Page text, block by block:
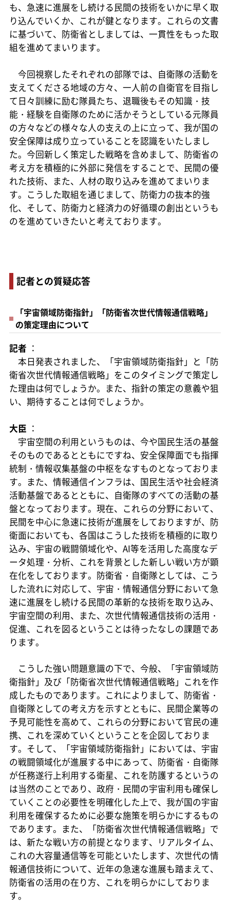
も、急速に進展をし続ける民間の技術をいかに早く取
り込んでいくか、これが鍵となります。これらの文書
に基づいて、防衛省としましては、一貫性をもった取
組を進めてまいります。
今回視察したそれぞれの部隊では、自衛隊の活動を
支えてくださる地域の方々、一人前の自衛官を目指し
て日々訓練に励む隊員たち、退職後もその知識・技
能・経験を自衛隊のために活かそうとしている元隊員
の方々などの様々な人の支えの上に立って、我が国の
安全保障は成り立っていることを認識をいたしまし
た。今回新しく策定した戦略を含めまして、防衛省の
考え方を積極的に外部に発信をすることで、民間の優
れた技術、また、人材の取り込みを進めてまいりま
す。こうした取組を通じまして、防衛力の抜本的強
化、そして、防衛力と経済力の好循環の創出というも
のを進めていきたいと考えております。
記者との質疑応答
「宇宙領域防衛指針」「防衛省次世代情報通信戦略」
の策定理由について
記者 ：
本日発表されました、「宇宙領域防衛指針」と「防
衛省次世代情報通信戦略」をこのタイミングで策定し
た理由は何でしょうか。また、指針の策定の意義や狙
い、期待することは何でしょうか。
大臣 ：
宇宙空間の利用というものは、今や国民生活の基盤
そのものであるとともにですね、安全保障面でも指揮
統制・情報収集基盤の中枢をなすものとなっておりま
す。また、情報通信インフラは、国民生活や社会経済
活動基盤であるとともに、自衛隊のすべての活動の基
盤となっております。現在、これらの分野において、
民間を中心に急速に技術が進展をしておりますが、防
衛面においても、各国はこうした技術を積極的に取り
込み、宇宙の戦闘領域化や、AI等を活用した高度なデ
ータ処理・分析、これを背景とした新しい戦い方が顕
在化をしております。防衛省・自衛隊としては、こう
した流れに対応して、宇宙・情報通信分野において急
速に進展をし続ける民間の革新的な技術を取り込み、
宇宙空間の利用、また、次世代情報通信技術の活用・
促進、これを図るということは待ったなしの課題であ
ります。
こうした強い問題意識の下で、今般、「宇宙領域防
衛指針」及び「防衛省次世代情報通信戦略」これを作
成したものであります。これによりまして、防衛省・
自衛隊としての考え方を示すとともに、民間企業等の
予見可能性を高めて、これらの分野において官民の連
携、これを深めていくということを企図しておりま
す。そして、「宇宙領域防衛指針」においては、宇宙
の戦闘領域化が進展する中にあって、防衛省・自衛隊
が任務遂行上利用する衛星、これを防護するというの
は当然のことであり、政府・民間の宇宙利用も確保し
ていくことの必要性を明確化した上で、我が国の宇宙
利用を確保するために必要な施策を明らかにするもの
であります。また、「防衛省次世代情報通信戦略」で
は、新たな戦い方の前提となります、リアルタイム、
これの大容量通信等を可能といたします、次世代の情
報通信技術について、近年の急速な進展も踏まえて、
防衛省の活用の在り方、これを明らかにしておりま
す。